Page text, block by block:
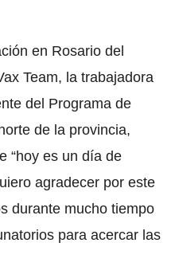
en Rosario del
Team, la trabajadora
del Programa de
de la provincia,
“hoy es un día de
agradecer por este
durante mucho tiempo
para acercar las